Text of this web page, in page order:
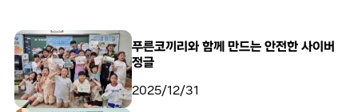
푸른코끼리와 함께 만드는 안전한 사이버
정글
2025/12/31